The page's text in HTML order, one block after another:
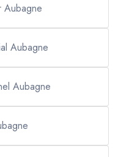
Aubagne
Aubagne
Aubagne